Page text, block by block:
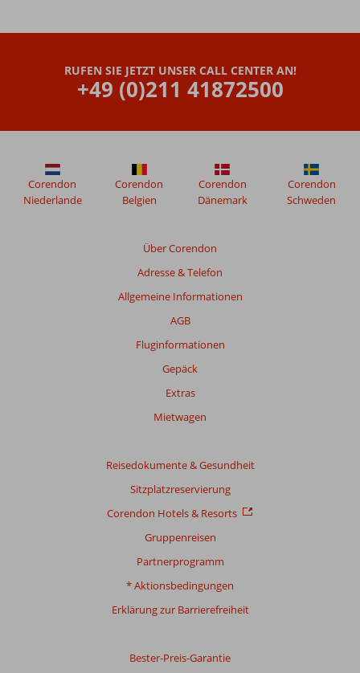
RUFEN SIE JETZT UNSER CALL CENTER AN!
+49 (0)211 41872500
Über Corendon
Adresse & Telefon
Allgemeine Informationen
AGB
Fluginformationen
Gepäck
Extras
Mietwagen
Reisedokumente & Gesundheit
Sitzplatzreservierung
Corendon Hotels & Resorts
Gruppenreisen
Partnerprogramm
* Aktionsbedingungen
Erklärung zur Barrierefreiheit
Bester-Preis-Garantie
Corendon
Niederlande
Corendon
Belgien
Corendon
Dänemark
Corendon
Schweden